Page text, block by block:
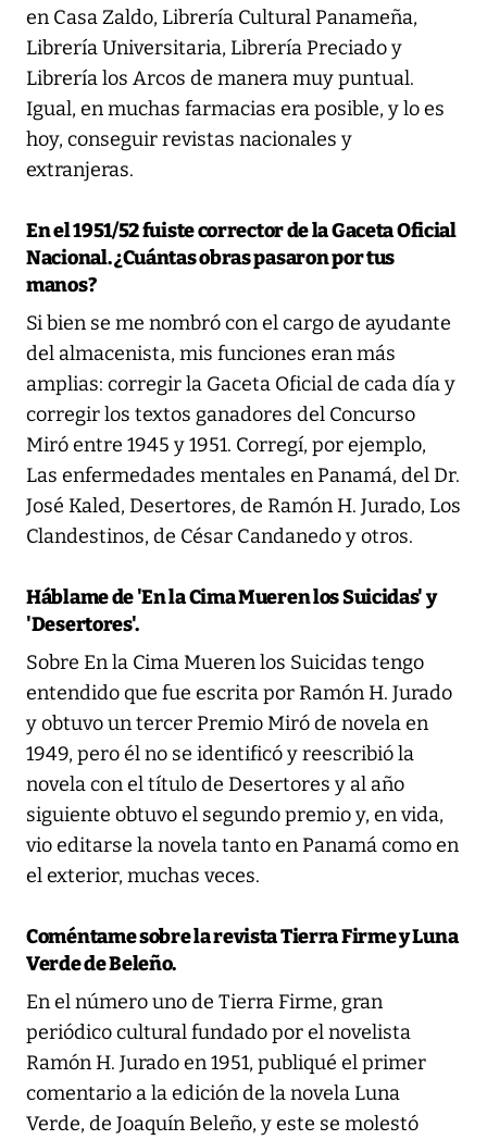
en Casa Zaldo, Librería Cultural Panameña,
Librería Universitaria, Librería Preciado y
Librería los Arcos de manera muy puntual.
Igual, en muchas farmacias era posible, y lo es
hoy, conseguir revistas nacionales y
extranjeras.
En el 1951/52 fuiste corrector de la Gaceta Oficial
Nacional. ¿Cuántas obras pasaron por tus
manos?
Si bien se me nombró con el cargo de ayudante
del almacenista, mis funciones eran más
amplias: corregir la Gaceta Oficial de cada día y
corregir los textos ganadores del Concurso
Miró entre 1945 y 1951. Corregí, por ejemplo,
Las enfermedades mentales en Panamá, del Dr.
José Kaled, Desertores, de Ramón H. Jurado, Los
Clandestinos, de César Candanedo y otros.
Háblame de 'En la Cima Mueren los Suicidas' y
'Desertores'.
Sobre En la Cima Mueren los Suicidas tengo
entendido que fue escrita por Ramón H. Jurado
y obtuvo un tercer Premio Miró de novela en
1949, pero él no se identificó y reescribió la
novela con el título de Desertores y al año
siguiente obtuvo el segundo premio y, en vida,
vio editarse la novela tanto en Panamá como en
el exterior, muchas veces.
Coméntame sobre la revista Tierra Firme y Luna
Verde de Beleño.
En el número uno de Tierra Firme, gran
periódico cultural fundado por el novelista
Ramón H. Jurado en 1951, publiqué el primer
comentario a la edición de la novela Luna
Verde, de Joaquín Beleño, y este se molestó